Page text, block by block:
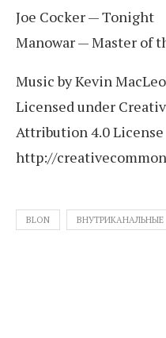
Joe Cocker — Tonight
Manowar — Master of
Music by Kevin
Licensed under
Attribution 4.0 License
http://
BLON ВНУТРИКАНАЛЬНЫЕ